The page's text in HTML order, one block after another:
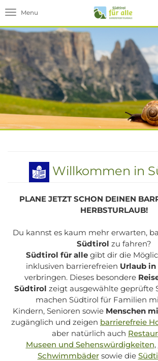
Toggle navigation
Willkommen in
PLANE JETZT SCHON DEINEN
HERBSTURLAUB!
Du kannst es kaum mehr erwarten,
Südtirol zu fahren?
Südtirol für allegibt dir die
inklusiven barrierefreien Urlaub
verbringen. Dieses besondere
Südtirol zeigt ausgewählte geprüfte
machen Südtirol für Familien
Kindern, Senioren sowie Menschen
zugänglich und zeigen barrierefreie
aber natürlich auch
Museen und Sehenswürdigkeiten,
Schwimmbädersowie die